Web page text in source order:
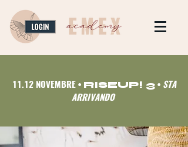
11.12 NOVEMBRE • RISEUP! 3• STA
ARRIVANDO